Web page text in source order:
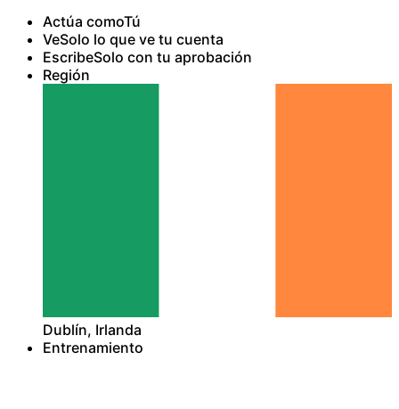
Actúa comoTú
VeSolo lo que ve tu cuenta
EscribeSolo con tu aprobación
Región
Dublín, Irlanda
Entrenamiento